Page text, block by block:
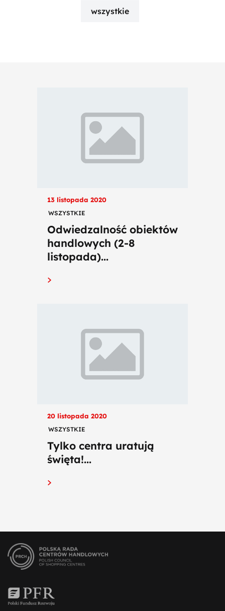
wszystkie
13 listopada 2020
WSZYSTKIE
Odwiedzalność obiektów
handlowych (2-8
listopada)...
20 listopada 2020
WSZYSTKIE
Tylko centra uratują
święta!...